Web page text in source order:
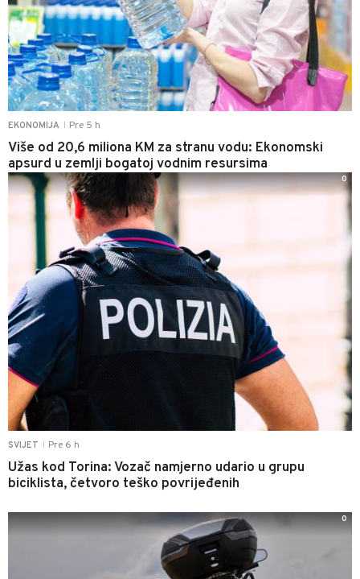
EKONOMIJA Pre 5 h
Više od 20,6 miliona KM za stranu vodu: Ekonomski
apsurd u zemlji bogatoj vodnim resursima
SVIJET Pre 6 h
Užas kod Torina: Vozač namjerno udario u grupu
biciklista, četvoro teško povrijeđenih
0
0